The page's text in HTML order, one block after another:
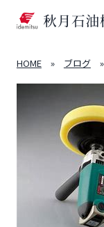
HOME » ブログ »